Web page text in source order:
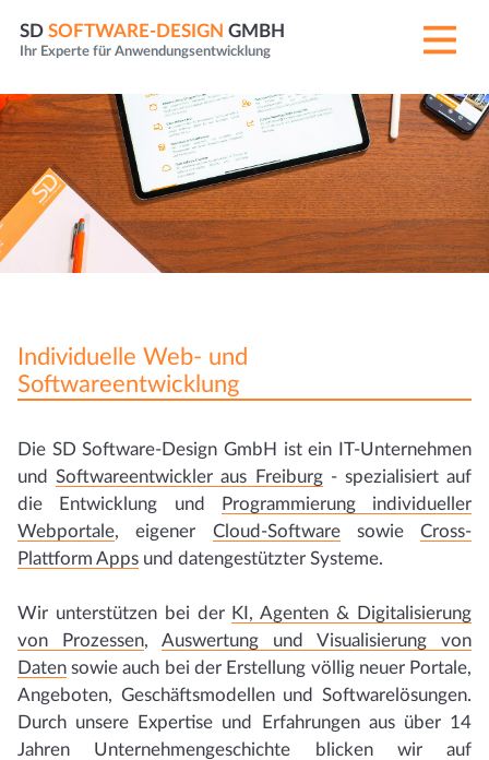
SD SOFTWARE-DESIGN GMBH
Ihr Experte für Anwendungsentwicklung
Individuelle Web- und
Softwareentwicklung
Die SD Software-Design GmbH ist ein IT-Unternehmen
undSoftwareentwickler aus Freiburg- spezialisiert auf
die Entwicklung und
Programmierung individueller
Webportale, eigener Cloud-SoftwaresowieCross-
Plattform Appsund datengestützter Systeme.
Wir unterstützen bei der KI, Agenten & Digitalisierung
von Prozessen, Auswertung und Visualisierung von
Datensowie auch bei der Erstellung völlig neuer Portale,
Angeboten, Geschäftsmodellen und Softwarelösungen.
Durch unsere Expertise und Erfahrungen aus über 14
Jahren Unternehmengeschichte blicken wir auf